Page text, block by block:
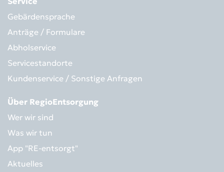
Gebärdensprache
Anträge / Formulare
Abholservice
Servicestandorte
Kundenservice / Sonstige Anfragen
Über RegioEntsorgung
Wer wir sind
Was wir tun
App "RE-entsorgt"
Aktuelles